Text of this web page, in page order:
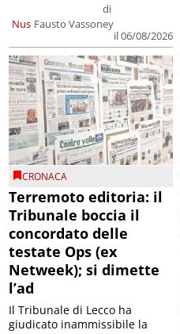
Nus
di
Fausto Vassoney
il 06/08/2026
CRONACA
Terremoto editoria: il
Tribunale boccia il
concordato delle
testate Ops (ex
Netweek); si dimette
l’ad
Il Tribunale di Lecco ha
giudicato inammissibile la